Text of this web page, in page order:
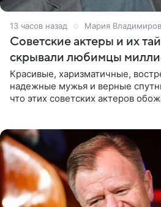
13 часов назад Мария
Советские актеры и их
скрывали любимцы
Красивые, харизматичные,
надежные мужья и верные
что этих советских актеров